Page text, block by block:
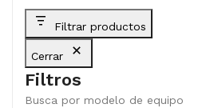
Filtrar productos
Cerrar
Filtros
Busca por modelo de equipo